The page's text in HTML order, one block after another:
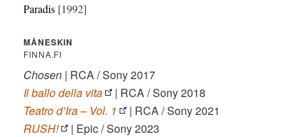
Paradis [1992]
MÅNESKIN
FINNA.FI
Chosen | RCA / Sony 2017
Il ballo della vita
| RCA / Sony 2018
Teatro d’Ira – Vol. 1
| RCA / Sony 2021
RUSH!
| Epic / Sony 2023